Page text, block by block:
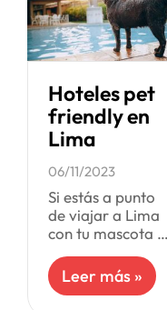
Hoteles pet
friendly en
Lima
06/11/2023
Si estás a punto
de viajar a Lima
con tu mascota o
deseas pasar un
día diferente sin
Leer más »